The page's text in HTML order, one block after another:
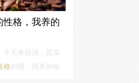
性格，我养的
今天来说说，其实
格的哦，我养的哈